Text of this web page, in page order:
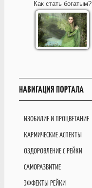
Как стать богатым?
НАВИГАЦИЯ ПОРТАЛА
ИЗОБИЛИЕ И ПРОЦВЕТАНИЕ
КАРМИЧЕСКИЕ АСПЕКТЫ
ОЗДОРОВЛЕНИЕ С РЕЙКИ
САМОРАЗВИТИЕ
ЭФФЕКТЫ РЕЙКИ